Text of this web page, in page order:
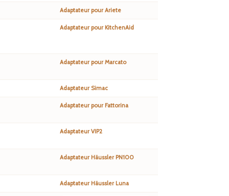
Adaptateur pour Ariete
Adaptateur pour KitchenAid
Adaptateur pour Marcato
Adaptateur Simac
Adaptateur pour Fattorina
Adaptateur VIP2
Adaptateur Häussler PN100
Adaptateur Häussler Luna